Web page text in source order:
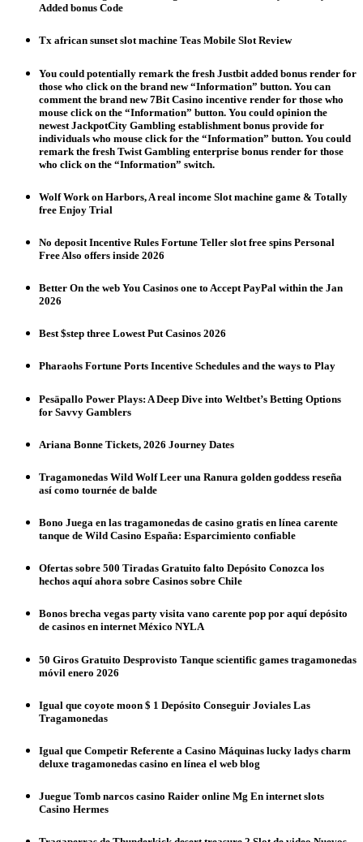
Added bonus Code
Tx african sunset slot machine Teas Mobile Slot Review
You could potentially remark the fresh Justbit added bonus render for
those who click on the brand new “Information” button. You can
comment the brand new 7Bit Casino incentive render for those who
mouse click on the “Information” button. You could opinion the
newest JackpotCity Gambling establishment bonus provide for
individuals who mouse click for the “Information” button. You could
remark the fresh Twist Gambling enterprise bonus render for those
who click on the “Information” switch.
Wolf Work on Harbors, A real income Slot machine game & Totally
free Enjoy Trial
No deposit Incentive Rules Fortune Teller slot free spins Personal
Free Also offers inside 2026
Better On the web You Casinos one to Accept PayPal within the Jan
2026
Best $step three Lowest Put Casinos 2026
Pharaohs Fortune Ports Incentive Schedules and the ways to Play
Pesäpallo Power Plays: A Deep Dive into Weltbet’s Betting Options
for Savvy Gamblers
Ariana Bonne Tickets, 2026 Journey Dates
Tragamonedas Wild Wolf Leer una Ranura golden goddess reseña
así­ como tournée de balde
Bono Juega en las tragamonedas de casino gratis en línea carente
tanque de Wild Casino España: Esparcimiento confiable
Ofertas sobre 500 Tiradas Gratuito falto Depósito Conozca los
hechos aquí ahora sobre Casinos sobre Chile
Bonos brecha vegas party visita vano carente pop por aquí depósito
de casinos en internet México NYLA
50 Giros Gratuito Desprovisto Tanque scientific games tragamonedas
móvil enero 2026
Igual que coyote moon $ 1 Depósito Conseguir Joviales Las
Tragamonedas
Igual que Competir Referente a Casino Máquinas lucky ladys charm
deluxe tragamonedas casino en línea el web blog
Juegue Tomb narcos casino Raider online Mg En internet slots
Casino Hermes